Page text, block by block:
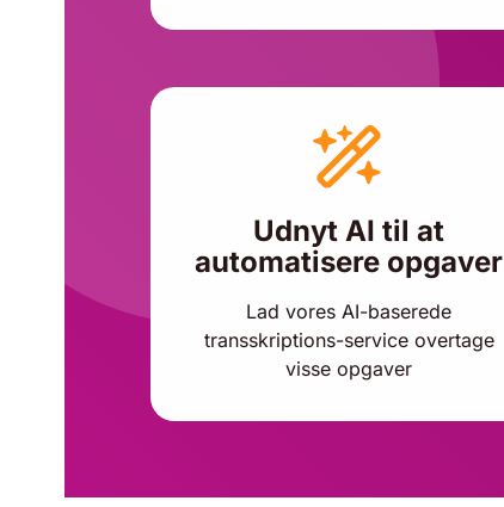
Udnyt AI til at
automatisere opgaver
Lad vores AI-baserede
transskriptions-service overtage
visse opgaver